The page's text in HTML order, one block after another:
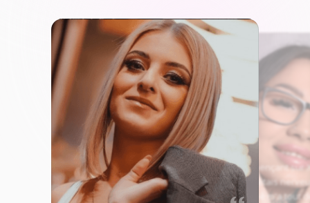
"En commençant sur
Models, j'étais
trafic élevé m'a tout